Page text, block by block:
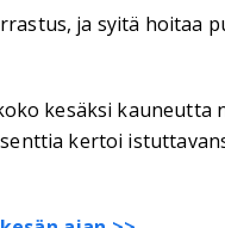
ja syitä hoitaa
kesäksi
kertoi